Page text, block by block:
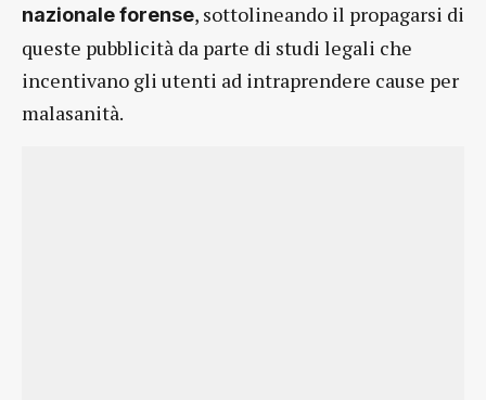
nazionale forense, sottolineando il propagarsi di
queste pubblicità da parte di studi legali che
incentivano gli utenti ad intraprendere cause per
malasanità.